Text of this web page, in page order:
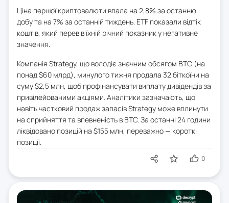
Ціна першої криптовалюти впала на 2,8% за останню
добу та на 7% за останній тиждень. ETF показали відтік
коштів, який перевів їхній річний показник у негативне
значення.
Компанія Strategy, що володіє значним обсягом BTC (на
понад $60 млрд), минулого тижня продала 32 біткоїни на
суму $2,5 млн, щоб профінансувати виплату дивідендів за
привілейованими акціями. Аналітики зазначають, що
навіть частковий продаж запасів Strategy може вплинути
на сприйняття та впевненість в BTC. За останні 24 години
ліквідовано позицій на $155 млн, переважно — короткі
позиції.
0